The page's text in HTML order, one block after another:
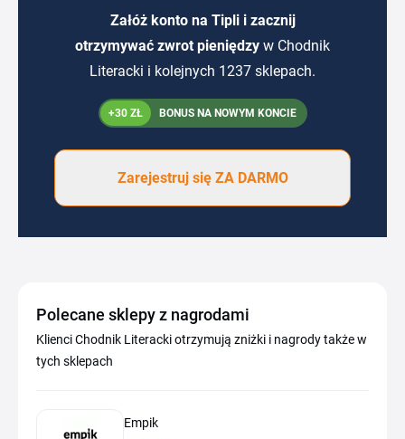
Załóż konto na Tipli i zacznij
otrzymywać zwrot pieniędzy w Chodnik
Literacki i kolejnych 1237 sklepach.
+30 ZŁ BONUS NA NOWYM KONCIE
Zarejestruj się ZA DARMO
Polecane sklepy z nagrodami
Klienci Chodnik Literacki otrzymują zniżki i nagrody także w
tych sklepach
Empik